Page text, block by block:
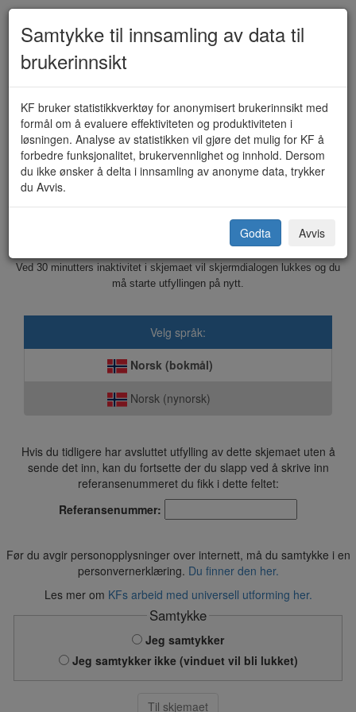
Skjenkebevilling - enkelt
anledning/ambulerende (KF-112)
Dette skjemaet sendes elektronisk til kommunen.
Ved 30 minutters inaktivitet i skjemaet vil skjermdialogen lukkes og du
må starte utfyllingen på nytt.
Velg språk:
Norsk (bokmål)
Norsk (nynorsk)
Hvis du tidligere har avsluttet utfylling av dette skjemaet uten å
sende det inn, kan du fortsette der du slapp ved å skrive inn
referansenummeret du fikk i dette feltet:
Referansenummer:
Før du avgir personopplysninger over internett, må du samtykke i en
personvernerklæring. Du finner den her.
Les mer om KFs arbeid med universell utforming her.
Samtykke
Jeg samtykker
Jeg samtykker ikke (vinduet vil bli lukket)
Til skjemaet
Samtykke til innsamling av data til
brukerinnsikt
KF bruker statistikkverktøy for anonymisert brukerinnsikt med
formål om å evaluere effektiviteten og produktiviteten i
løsningen. Analyse av statistikken vil gjøre det mulig for KF å
forbedre funksjonalitet, brukervennlighet og innhold. Dersom
du ikke ønsker å delta i innsamling av anonyme data, trykker
du Avvis.
Godta Avvis